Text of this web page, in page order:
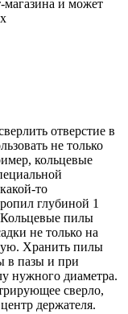
магазина и может
отверстие в
не только
кольцевые
то
глубиной 1
пилы
не только на
Хранить пилы
в пазы и при
нужного диаметра.
сверло,
держателя.